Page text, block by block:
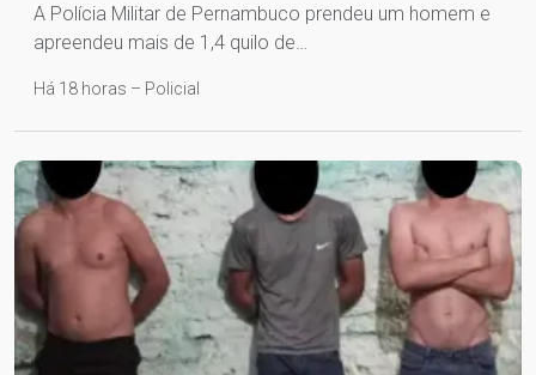
A Polícia Militar de Pernambuco prendeu um homem e
apreendeu mais de 1,4 quilo de…
Há 18 horas – Policial